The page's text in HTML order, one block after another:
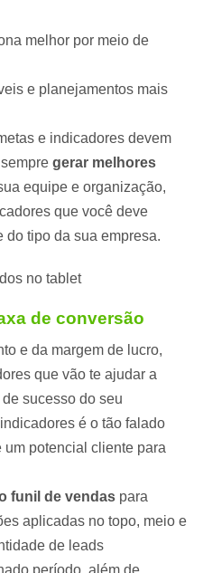
melhor por meio de
e planejamentos mais
e indicadores devem
gerar melhores
equipe e organização,
que você deve
tipo da sua empresa.
de conversão
e da margem de lucro,
que vão te ajudar a
sucesso do seu
é o tão falado
um potencial cliente para
funil de vendas para
aplicadas no topo, meio e
de leads
período, além de